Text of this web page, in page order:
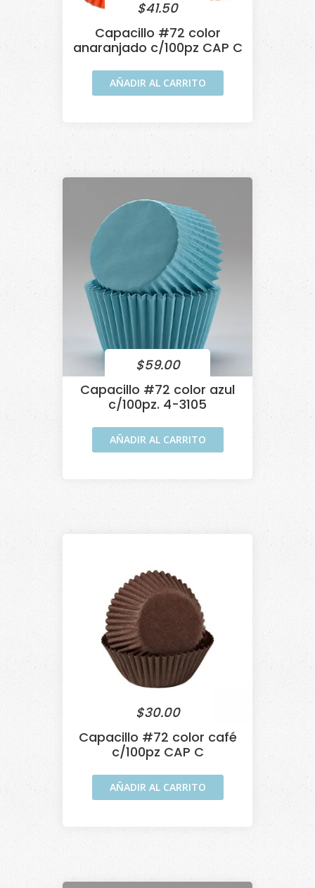
$41.50
Capacillo #72 color
anaranjado c/100pz CAP C
AÑADIR AL CARRITO
$59.00
Capacillo #72 color azul
c/100pz. 4-3105
AÑADIR AL CARRITO
$30.00
Capacillo #72 color café
c/100pz CAP C
AÑADIR AL CARRITO